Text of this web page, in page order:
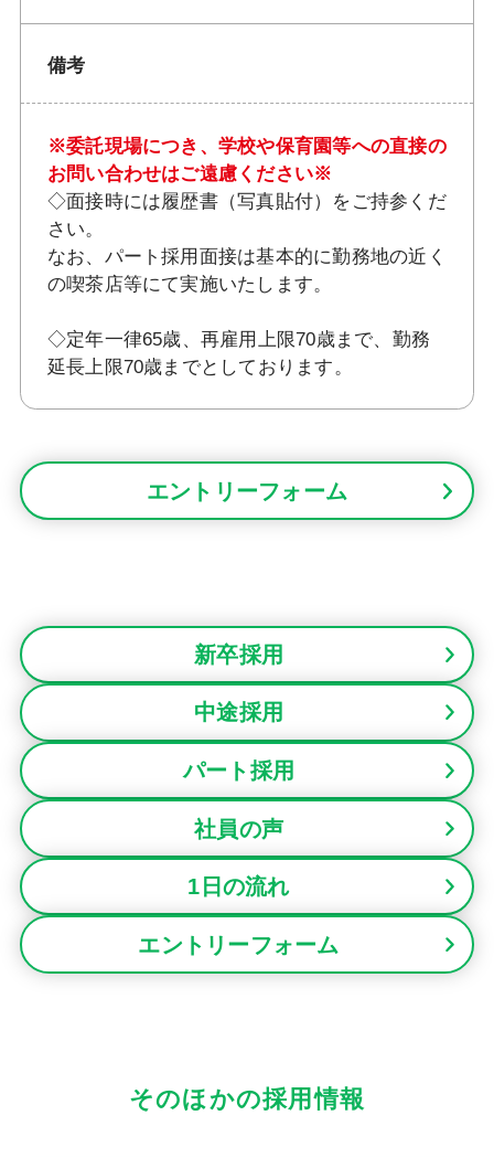
備考
※委託現場につき、学校や保育園等への直接の
お問い合わせはご遠慮ください※
◇面接時には履歴書（写真貼付）をご持参くだ
さい。
なお、パート採用面接は基本的に勤務地の近く
の喫茶店等にて実施いたします。
◇定年一律65歳、再雇用上限70歳まで、勤務
延長上限70歳までとしております。
エントリーフォーム
新卒採用
中途採用
パート採用
社員の声
1日の流れ
エントリーフォーム
そのほかの採用情報